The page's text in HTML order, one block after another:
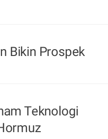
Bikin Prospek
Teknologi